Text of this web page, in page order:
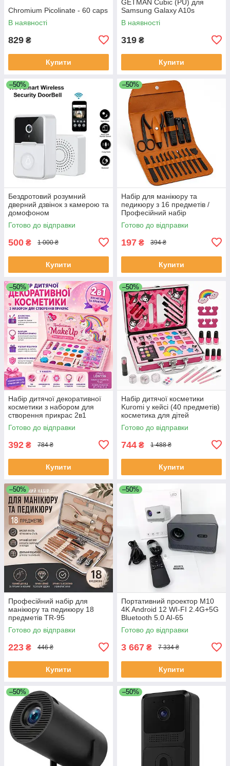
Chromium Picolinate - 60 caps
В наявності
829 ₴
Купити
GETMAN Cubic (PU) для
Samsung Galaxy A10s
В наявності
319 ₴
Купити
–50%
Бездротовий розумний
дверний дзвінок з камерою та
домофоном
водонепроникний DF-37
Готово до відправки
500 ₴ 1 000 ₴
Купити
–50%
Набір для манікюру та
педикюру з 16 предметів /
Професійний набір
інструментів 16 в 1 з
нержавіючої сталі у футлярі
Готово до відправки
197 ₴ 394 ₴
Купити
–50%
Набір дитячої декоративної
косметики з набором для
створення прикрас 2в1
MakeUp Набір для дівчаток
BC-25
Готово до відправки
392 ₴ 784 ₴
Купити
–50%
Набір дитячої косметики
Kuromi у кейсі (40 предметів)
косметика для дітей
косметика дитяча YF-93
Готово до відправки
744 ₴ 1 488 ₴
Купити
–50%
Професійний набір для
манікюру та педикюру 18
предметів TR-95
Готово до відправки
223 ₴ 446 ₴
Купити
–50%
Портативний проектор M10
4K Android 12 WI-FI 2.4G+5G
Bluetooth 5.0 AI-65
Готово до відправки
3 667 ₴ 7 334 ₴
Купити
–50% –50%